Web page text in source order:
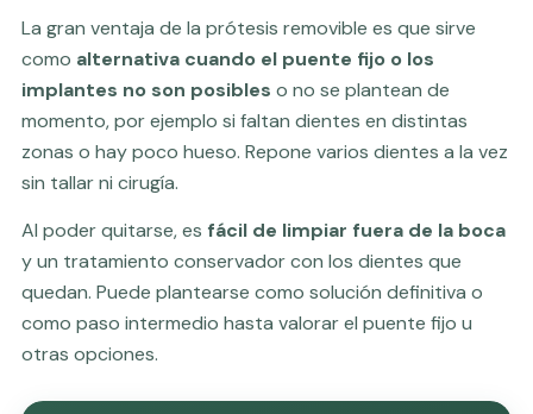
La gran ventaja de la prótesis removible es que sirve
como alternativa cuando el puente fijo o los
implantes no son posibles o no se plantean de
momento, por ejemplo si faltan dientes en distintas
zonas o hay poco hueso. Repone varios dientes a la vez
sin tallar ni cirugía.
Al poder quitarse, es fácil de limpiar fuera de la boca
y un tratamiento conservador con los dientes que
quedan. Puede plantearse como solución definitiva o
como paso intermedio hasta valorar el puente fijo u
otras opciones.